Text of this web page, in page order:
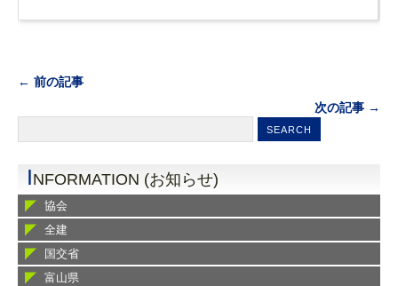
← 前の記事
次の記事 →
INFORMATION (お知らせ)
協会
全建
国交省
富山県